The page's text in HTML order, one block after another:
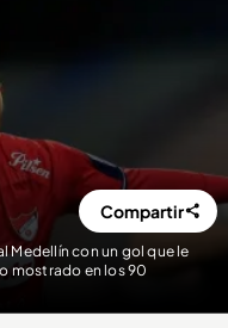
Medellín con un gol que le
mostrado en los 90
Compartir